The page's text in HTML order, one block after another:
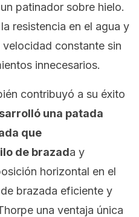
patinador sobre hielo.
resistencia en el agua y
velocidad constante sin
innecesarios.
contribuyó a su éxito
una patada
que
de brazada y
horizontal en el
brazada eficiente y
una ventaja única